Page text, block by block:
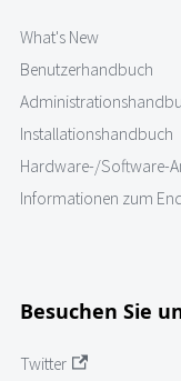
What's New
Benutzerhandbuch
Installationshandbuch
Hardware-/Software-
Informationen zum
Besuchen Sie
Twitter